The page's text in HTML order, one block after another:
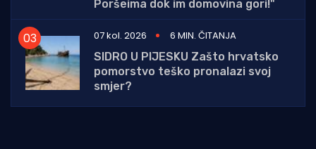
Poršeima dok im domovina gori!"
07 kol. 2026
6 MIN. ČITANJA
SIDRO U PIJESKU Zašto hrvatsko
pomorstvo teško pronalazi svoj
smjer?